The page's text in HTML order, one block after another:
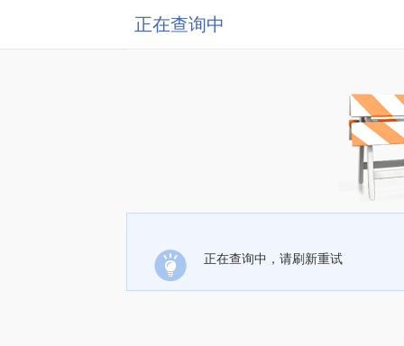
正在查询中
正在查询中，请刷新重试